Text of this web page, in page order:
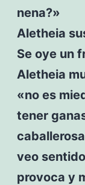
nena?»
Aletheia
Se oye un
Aletheia
«no es
tener
veo
provoca y